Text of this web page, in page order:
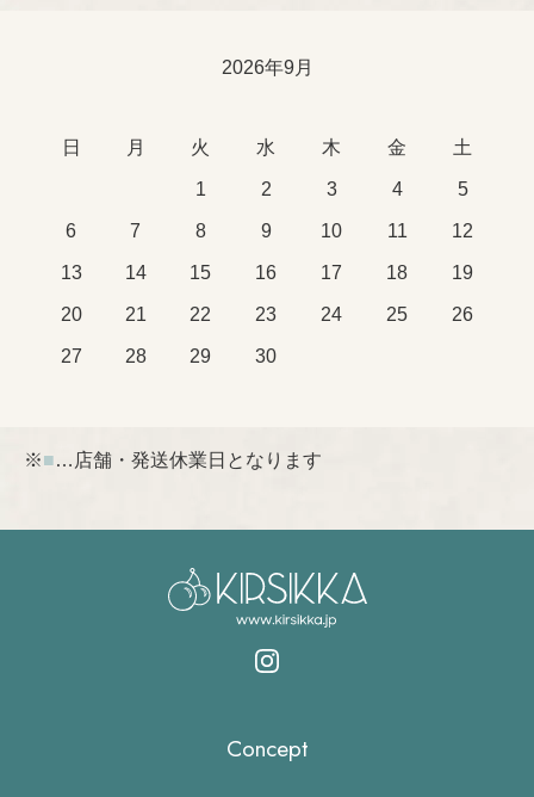
※■…店舗・発送休業日となります
2026年9月
日 月 火 水 木 金 土
1 2 3 4 5
6 7 8 9 10 11 12
13 14 15 16 17 18 19
20 21 22 23 24 25 26
27 28 29 30
Concept